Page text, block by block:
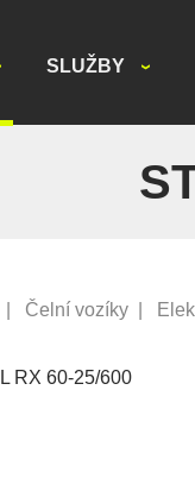
SLUŽBY
Čelní vozíky